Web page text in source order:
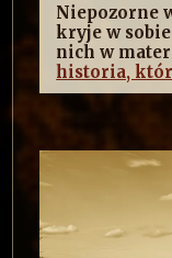
Niepozorne
kryje w
nich w
historia,